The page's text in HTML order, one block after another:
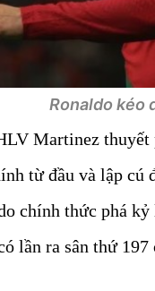
Ronaldo kéo
Martinez
từ đầu và lập cú
chính thức phá
lần ra sân thứ